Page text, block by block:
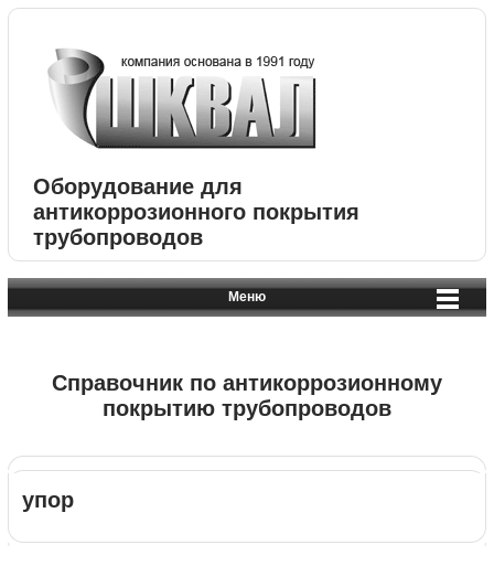
Оборудование для
антикоррозионного покрытия
трубопроводов
Меню
Справочник по антикоррозионному
покрытию трубопроводов
упор